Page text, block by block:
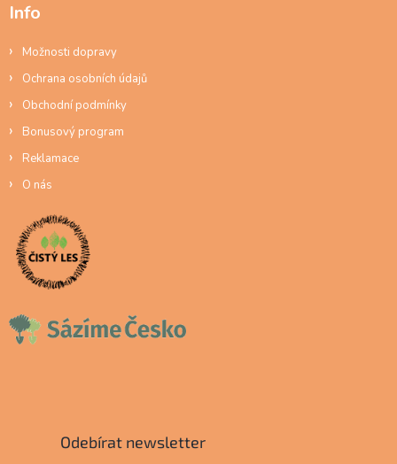
Info
Možnosti dopravy
Ochrana osobních údajů
Obchodní podmínky
Bonusový program
Reklamace
O nás
Odebírat newsletter